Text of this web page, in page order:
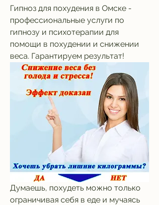
Гипноз для похудения в Омске -
профессиональные услуги по
гипнозу и психотерапии для
помощи в похудении и снижении
веса. Гарантируем результат!
Думаешь, похудеть можно только
ограничивая себя в еде и мучаясь